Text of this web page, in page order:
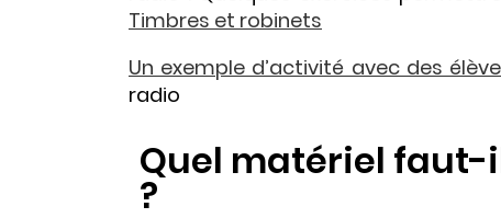
Timbres et robinets
Un exemple d’activité avec des
radio
Quel matériel faut-
?